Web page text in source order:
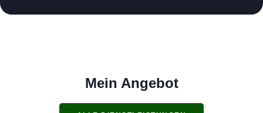
Mein Angebot